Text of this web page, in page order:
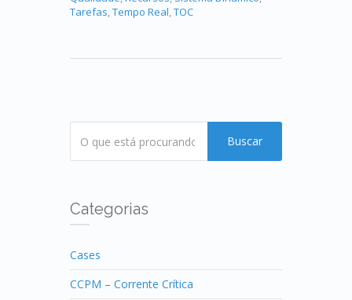
Tarefas,Tempo Real,TOC
Buscar
Categorias
Cases
CCPM – Corrente Crítica